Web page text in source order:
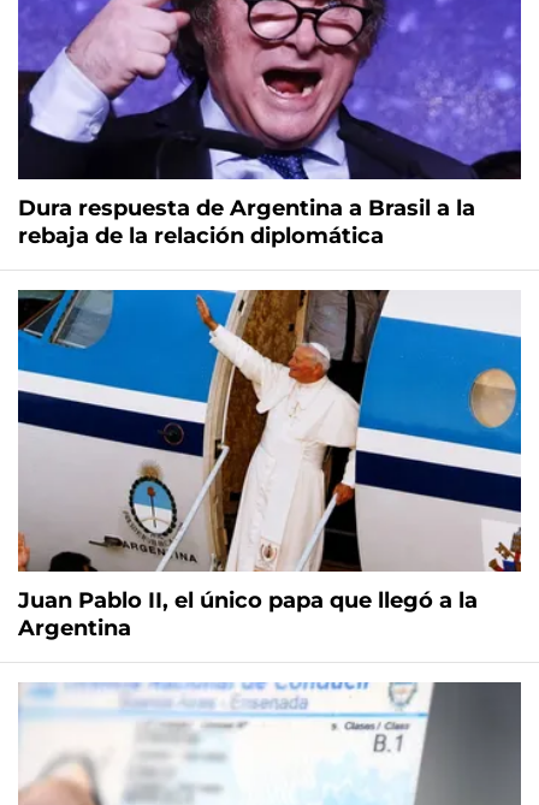
Dura respuesta de Argentina a Brasil a la
rebaja de la relación diplomática
Juan Pablo II, el único papa que llegó a la
Argentina